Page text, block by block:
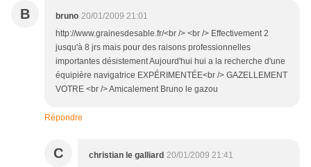
B bruno 20/01/2009 21:01
http://www.grainesdesable.fr/<br /> <br /> Effectivement 2
jusqu'à 8 jrs mais pour des raisons professionnelles
importantes désistement Aujourd'hui hui a la recherche d'une
équipière navigatrice EXPÉRIMENTÉE<br /> GAZELLEMENT
VOTRE <br /> Amicalement Bruno le gazou
Répondre
C christian le galliard 20/01/2009 21:41